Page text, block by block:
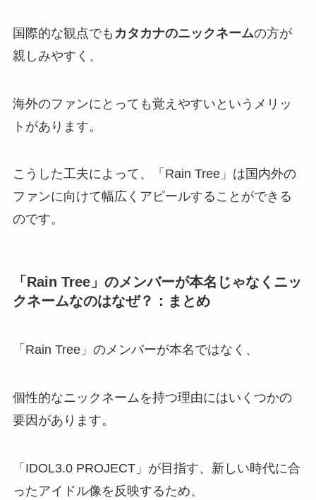
国際的な観点でも カタカナのニックネームの方が
親しみやすく、
海外のファンにとっても覚えやすいというメリッ
トがあります。
こうした工夫によって、「Rain Tree」は国内外の
ファンに向けて幅広くアピールすることができる
のです。
「Rain Tree」のメンバーが本名じゃなくニッ
クネームなのはなぜ？：まとめ
「Rain Tree」のメンバーが本名ではなく、
個性的なニックネームを持つ理由にはいくつかの
要因があります。
「IDOL3.0 PROJECT」が目指す、新しい時代に合
ったアイドル像を反映するため、